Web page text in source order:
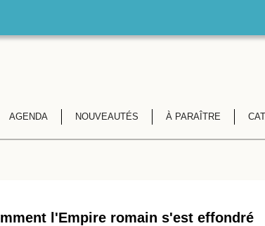
AGENDA NOUVEAUTÉS À PARAÎTRE
l'Empire romain s'est effondré